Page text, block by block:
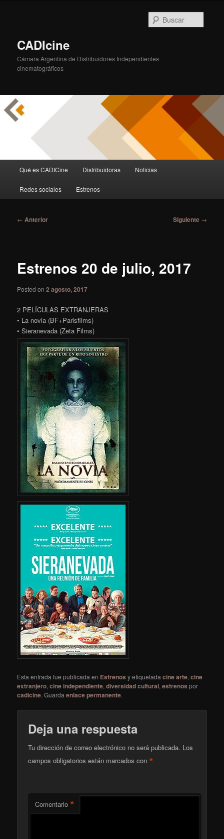
CADIcine
Cámara Argentina de Distribuidores Independientes
cinematográficos
principal
Qué es CADICine Distribuidoras Noticias
Redes sociales Estrenos
Navegación
← Anterior Siguiente →
Estrenos 20 de julio, 2017
Posted on2 agosto, 2017
2 PELÍCULAS EXTRANJERAS
• La novia (BF+Parisfilms)
• Sieranevada (Zeta Films)
Esta entrada fue publicada en Estrenos y etiquetadacine arte,cine
extranjero,cine independiente,diversidad cultural,estrenos por
cadicine. Guardaenlace permanente.
Deja una respuesta
Tu dirección de correo electrónico no será publicada. Los
campos obligatorios están marcados con*
Comentario *